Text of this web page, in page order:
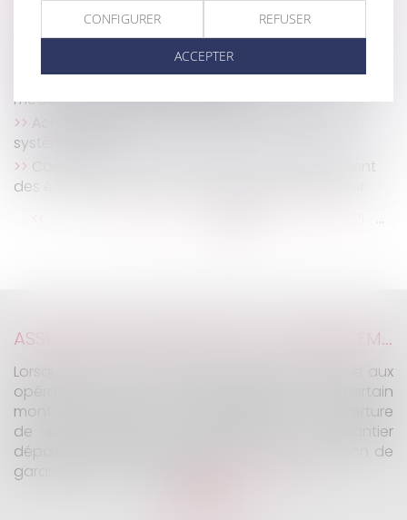
la demande en partage judiciaire
Action des copropriétaires d’un immeuble vendu
en l’état futur d’achèvement
Covid-19 : quelles sont les visites médicales que le
médecin du travail peut reporter ?
Achat à distance : le droit de rétractation, pas
systématique !
Covid-19 : les mesures de report ou d'ajustement
des échéances Urssaf sont reconduites en février
...
ASSURANCE CONSTRUCTION : LE DÉPASSEMENT DU MONTANT MAXIMAL GARANTI PEUT EXCLURE TOUTE COUVERTURE
Lorsqu'un contrat d'assurance limite sa garantie aux
opérations dont le coût n'excède pas un certain
montant, l'assuré ne peut prétendre à la couverture
de son assureur s'il intervient sur un chantier
dépassant ce seuil sans avoir obtenu l'extension de
garantie prévue au contrat...
CONFIGURER REFUSER
ACCEPTER